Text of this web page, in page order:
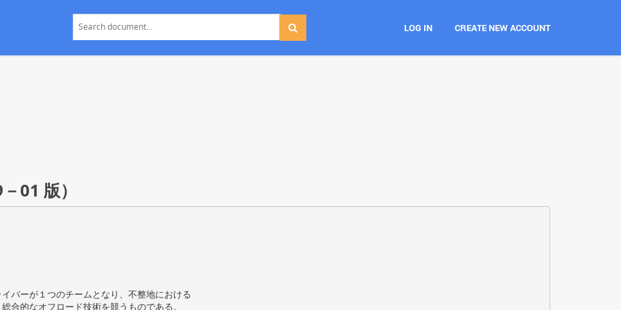
LOG IN CREATE NEW ACCOUNT
01 版）